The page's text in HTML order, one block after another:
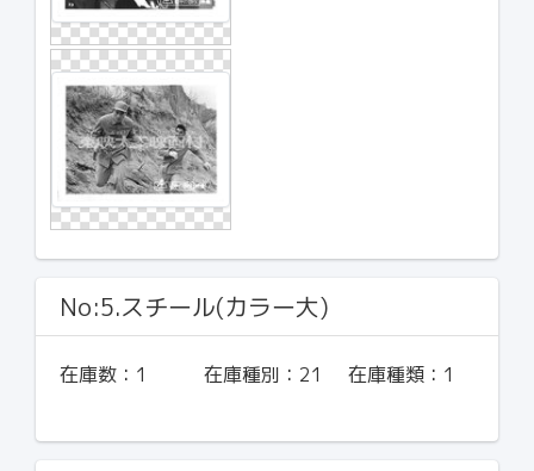
No:5.スチール(カラー大)
在庫数： 1 在庫種別： 21 在庫種類： 1